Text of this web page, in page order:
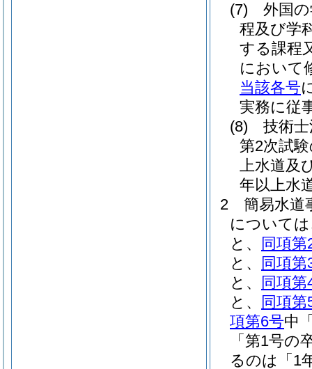
(7)
外国
程及び学
する課程
において
当該各号
実務に従
(8)
技術
第2次試
上水道及
年以上水
2
簡易水道
について
と、
同項第
と、
同項第
と、
同項第
と、
同項第
項第6号中
「第1号
るのは「1